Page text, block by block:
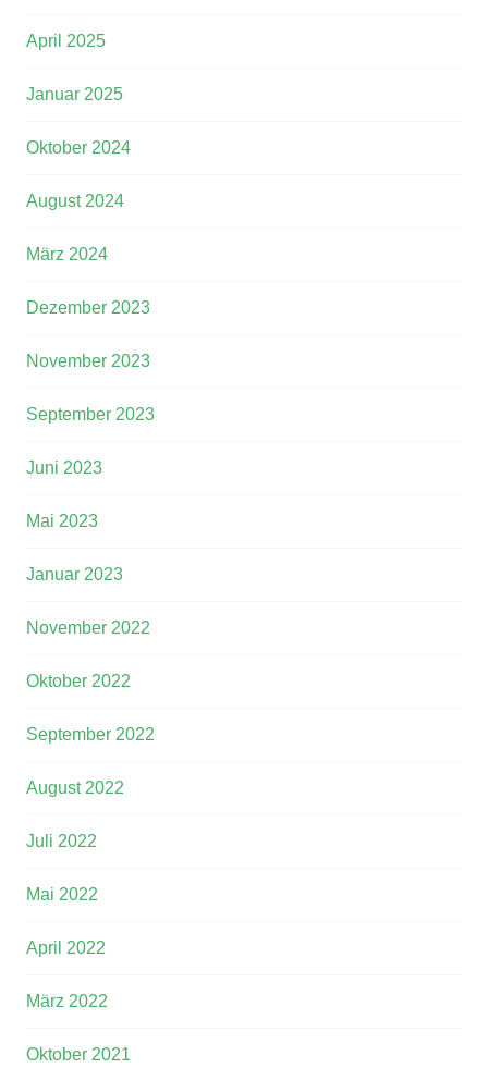
April 2025
Januar 2025
Oktober 2024
August 2024
März 2024
Dezember 2023
November 2023
September 2023
Juni 2023
Mai 2023
Januar 2023
November 2022
Oktober 2022
September 2022
August 2022
Juli 2022
Mai 2022
April 2022
März 2022
Oktober 2021